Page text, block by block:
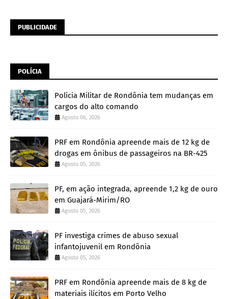
PUBLICIDADE
POLÍCIA
Polícia Militar de Rondônia tem mudanças em
cargos do alto comando
Agosto 06, 2026
PRF em Rondônia apreende mais de 12 kg de
drogas em ônibus de passageiros na BR-425
Agosto 05, 2026
PF, em ação integrada, apreende 1,2 kg de ouro
em Guajará-Mirim/RO
Agosto 05, 2026
PF investiga crimes de abuso sexual
infantojuvenil em Rondônia
Agosto 05, 2026
PRF em Rondônia apreende mais de 8 kg de
materiais ilícitos em Porto Velho